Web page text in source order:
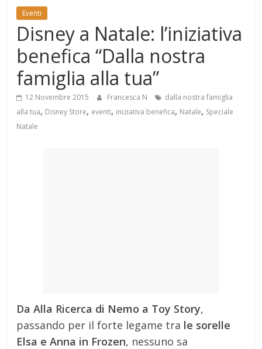
Mondo
Eventi
Disney a Natale: l’iniziativa
benefica “Dalla nostra
famiglia alla tua”
12 Novembre 2015 Francesca N
dalla nostra famiglia
alla tua, Disney Store, eventi, iniziativa benefica, Natale, Speciale
Natale
Da Alla Ricerca di Nemo a Toy Story,
passando per il forte legame tra le sorelle
Elsa e Anna in Frozen, nessuno sa